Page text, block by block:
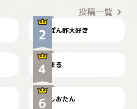
投稿一覧
ぽん酢大好き
🤦‍♀️
まる
暑い日が続くにゃ
しおたん